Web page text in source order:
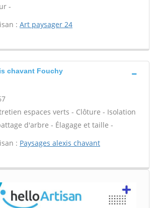
-
: Art paysager 24
chavant Fouchy
espaces verts - Clôture - Isolation
d'arbre - Élagage et taille -
: Paysages alexis chavant